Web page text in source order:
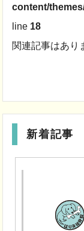
content/
line 18
関連記事はあり
新着記事